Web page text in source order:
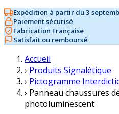
Expédition à partir du 3
Paiement sécurisé
Fabrication Française
Satisfait ou remboursé
Accueil
› Produits Signalétique
› Pictogramme
› Panneau chaussures
photoluminescent